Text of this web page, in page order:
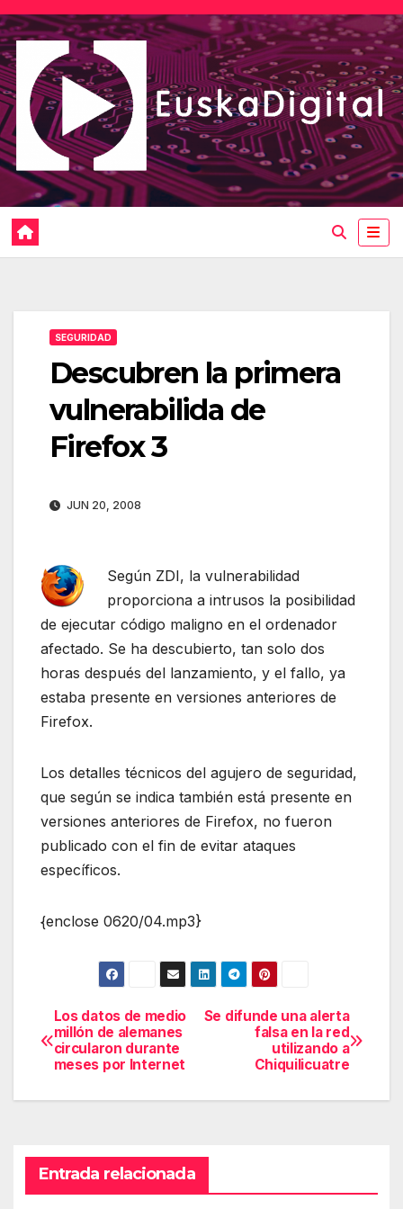
Saltar
al
contenido
SEGURIDAD
Descubren la primera
vulnerabilida de
Firefox 3
JUN 20, 2008
Según ZDI, la vulnerabilidad
proporciona a intrusos la posibilidad
de ejecutar código maligno en el ordenador
afectado. Se ha descubierto, tan solo dos
horas después del lanzamiento, y el fallo, ya
estaba presente en versiones anteriores de
Firefox.
Los detalles técnicos del agujero de seguridad,
que según se indica también está presente en
versiones anteriores de Firefox, no fueron
publicado con el fin de evitar ataques
específicos.
{enclose 0620/04.mp3}
Navegación
de
entradas
Se difunde una alerta
falsa en la red
utilizando a
Chiquilicuatre
Los datos de medio
millón de alemanes
circularon durante
meses por Internet
Entrada relacionada